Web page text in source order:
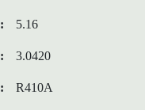
5.16
3.0420
R410A